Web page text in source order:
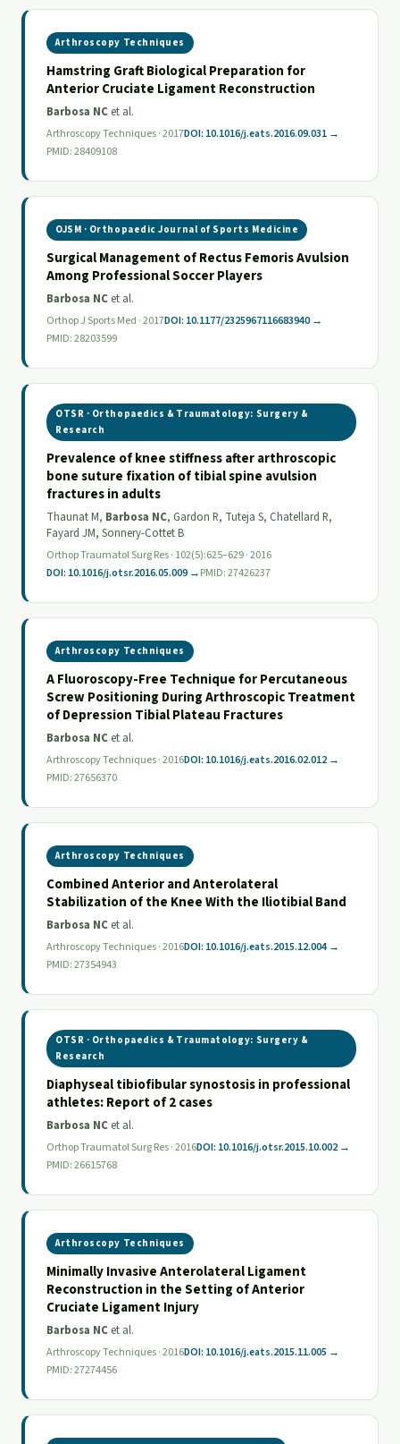
Arthroscopy Techniques
Hamstring Graft Biological Preparation for
Anterior Cruciate Ligament Reconstruction
Barbosa NC et al.
Arthroscopy Techniques · 2017DOI: 10.1016/j.eats.2016.09.031 →
PMID: 28409108
OJSM · Orthopaedic Journal of Sports Medicine
Surgical Management of Rectus Femoris Avulsion
Among Professional Soccer Players
Barbosa NC et al.
Orthop J Sports Med · 2017DOI: 10.1177/2325967116683940 →
PMID: 28203599
OTSR · Orthopaedics & Traumatology: Surgery &
Research
Prevalence of knee stiffness after arthroscopic
bone suture fixation of tibial spine avulsion
fractures in adults
Thaunat M, Barbosa NC, Gardon R, Tuteja S, Chatellard R,
Fayard JM, Sonnery-Cottet B
Orthop Traumatol Surg Res · 102(5):625–629 · 2016
DOI: 10.1016/j.otsr.2016.05.009 →PMID: 27426237
Arthroscopy Techniques
A Fluoroscopy-Free Technique for Percutaneous
Screw Positioning During Arthroscopic Treatment
of Depression Tibial Plateau Fractures
Barbosa NC et al.
Arthroscopy Techniques · 2016DOI: 10.1016/j.eats.2016.02.012 →
PMID: 27656370
Arthroscopy Techniques
Combined Anterior and Anterolateral
Stabilization of the Knee With the Iliotibial Band
Barbosa NC et al.
Arthroscopy Techniques · 2016DOI: 10.1016/j.eats.2015.12.004 →
PMID: 27354943
OTSR · Orthopaedics & Traumatology: Surgery &
Research
Diaphyseal tibiofibular synostosis in professional
athletes: Report of 2 cases
Barbosa NC et al.
Orthop Traumatol Surg Res · 2016DOI: 10.1016/j.otsr.2015.10.002 →
PMID: 26615768
Arthroscopy Techniques
Minimally Invasive Anterolateral Ligament
Reconstruction in the Setting of Anterior
Cruciate Ligament Injury
Barbosa NC et al.
Arthroscopy Techniques · 2016DOI: 10.1016/j.eats.2015.11.005 →
PMID: 27274456